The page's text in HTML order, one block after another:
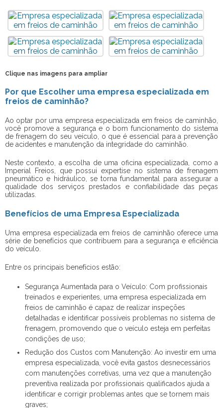
Clique nas imagens para ampliar
Por que Escolher uma empresa especializada em
freios de caminhão?
Ao optar por uma empresa especializada em freios de caminhão
você promove a segurança e o bom funcionamento do sistema
de frenagem do seu veículo, o que é essencial para a prevenção
de acidentes e manutenção da integridade do caminhão.
Neste contexto, a escolha de uma oficina especializada, como a
Imperial Freios, que possui expertise no sistema de frenagem
pneumático e hidráulico, se torna fundamental para assegurar a
qualidade dos serviços prestados e confiabilidade das peças
utilizadas.
Benefícios de uma Empresa Especializada
Uma empresa especializada em freios de caminhão oferece uma
série de benefícios que contribuem para a segurança e eficiência
do veículo.
Entre os principais benefícios estão:
Segurança Aumentada para o Veículo: Com profissionais
treinados e experientes, uma empresa especializada em
freios de caminhão é capaz de realizar inspeções
detalhadas e identificar possíveis problemas no sistema de
frenagem, promovendo que o veículo esteja em perfeitas
condições de uso;
Redução dos Custos com Manutenção: Ao investir em uma
empresa especializada, você evita gastos desnecessários
com manutenções corretivas, uma vez que a manutenção
preventiva realizada por profissionais qualificados ajuda a
identificar e corrigir problemas antes que se tornem mais
graves;